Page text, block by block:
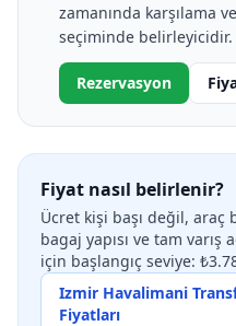
zamanında karşılama
seçiminde belirleyicidir.
Rezervasyon
Fiyat nasıl belirlenir?
Ücret kişi başı değil, araç
bagaj yapısı ve tam
için başlangıç seviye:
Izmir Havalimani
Fiyatları